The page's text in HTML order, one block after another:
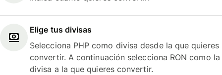
Elige tus divisas
Selecciona PHP como divisa desde la que quieres
convertir. A continuación selecciona RON como la
divisa a la que quieres convertir.